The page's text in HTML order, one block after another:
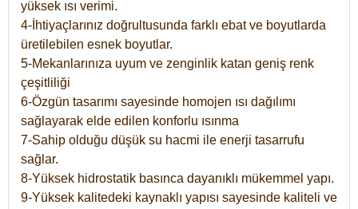
yüksek ısı verimi.
4-İhtiyaçlarınız doğrultusunda farklı ebat ve boyutlarda
üretilebilen esnek boyutlar.
5-Mekanlarınıza uyum ve zenginlik katan geniş renk
çeşitliliği
6-Özgün tasarımı sayesinde homojen ısı dağılımı
sağlayarak elde edilen konforlu ısınma
7-Sahip olduğu düşük su hacmi ile enerji tasarrufu
sağlar.
8-Yüksek hidrostatik basınca dayanıklı mükemmel yapı.
9-Yüksek kalitedeki kaynaklı yapısı sayesinde kaliteli ve